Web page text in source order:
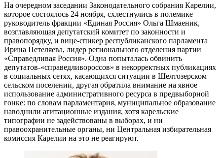
На очередном заседании Законодательного собрания Карелии,
которое состоялось 24 ноября, схлестнулись в полемике
руководитель фракции «Единая Россия» Ольга Шмаеник,
возглавляющая депутатский комитет по законности и
правопорядку, и вице-спикер республиканского парламента
Ирина Петеляева, лидер регионального отделения партии
«Справедливая Россия». Одна попыталась обвинить
депутатов-«справедливороссов» в некорректных публикациях
в социальных сетях, касающихся ситуации в Шелтозерском
сельском поселении, другая обратила внимание на явное
использование административного ресурса в предвыборной
гонке: по словам парламентария, муниципальное образование
наводнили агитационные издания, хотя карельские
типографии не задействованы в выборах, и ни
правоохранительные органы, ни Центральная избирательная
комиссия Карелии на это не реагируют.